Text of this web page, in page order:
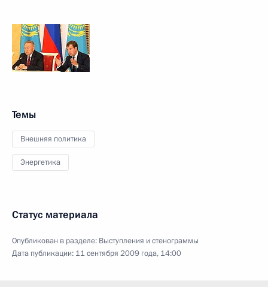
Темы
Внешняя политика
Энергетика
Статус материала
Опубликован в разделе: Выступления и стенограммы
Дата публикации: 11 сентября 2009 года, 14:00